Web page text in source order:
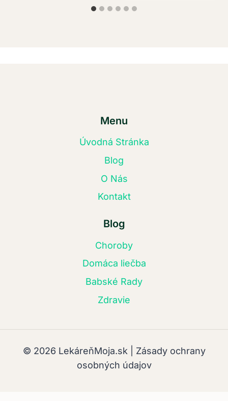
Menu
Úvodná Stránka
Blog
O Nás
Kontakt
Blog
Choroby
Domáca liečba
Babské Rady
Zdravie
© 2026 LekáreňMoja.sk | Zásady ochrany
osobných údajov